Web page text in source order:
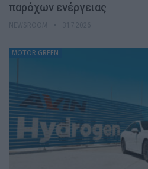
παρόχων ενέργειας
MOTOR GREEN